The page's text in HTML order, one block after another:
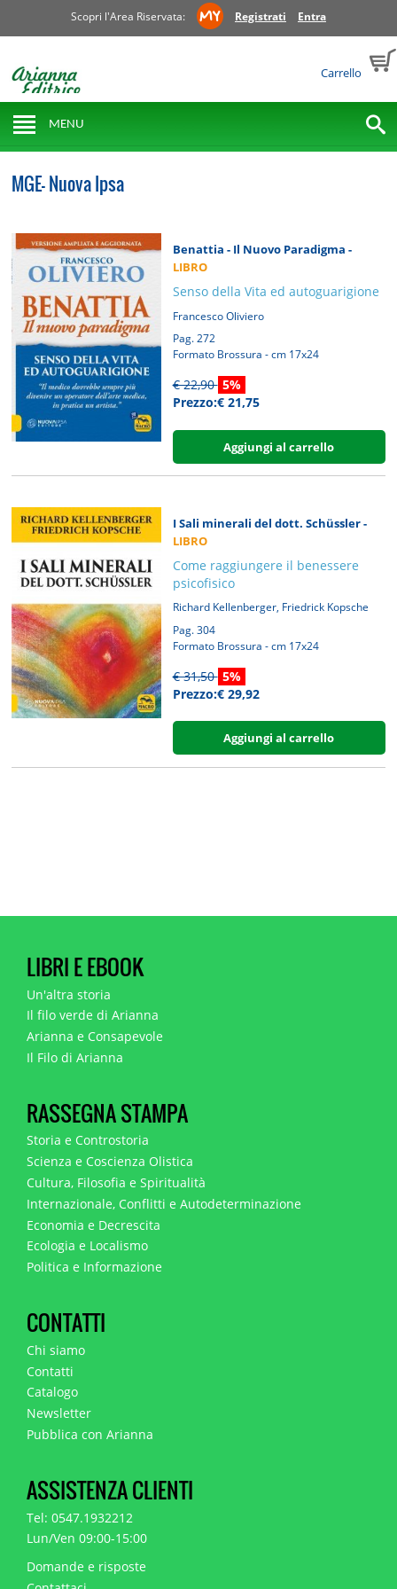
Scopri l'Area Riservata: Registrati Entra
Carrello
MENU
MGE- Nuova Ipsa
Benattia - Il Nuovo Paradigma -
LIBRO
Senso della Vita ed autoguarigione
Francesco Oliviero
Pag. 272
Formato Brossura - cm 17x24
€ 22,90 5%
Prezzo:€ 21,75
Aggiungi al carrello
I Sali minerali del dott. Schüssler -
LIBRO
Come raggiungere il benessere
psicofisico
Richard Kellenberger, Friedrick Kopsche
Pag. 304
Formato Brossura - cm 17x24
€ 31,50 5%
Prezzo:€ 29,92
Aggiungi al carrello
LIBRI E EBOOK
Un'altra storia
Il filo verde di Arianna
Arianna e Consapevole
Il Filo di Arianna
RASSEGNA STAMPA
Storia e Controstoria
Scienza e Coscienza Olistica
Cultura, Filosofia e Spiritualità
Internazionale, Conflitti e Autodeterminazione
Economia e Decrescita
Ecologia e Localismo
Politica e Informazione
CONTATTI
Chi siamo
Contatti
Catalogo
Newsletter
Pubblica con Arianna
ASSISTENZA CLIENTI
Tel: 0547.1932212
Lun/Ven 09:00-15:00
Domande e risposte